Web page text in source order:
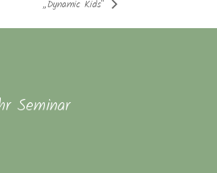
„Dynamic Kids“
Seminar